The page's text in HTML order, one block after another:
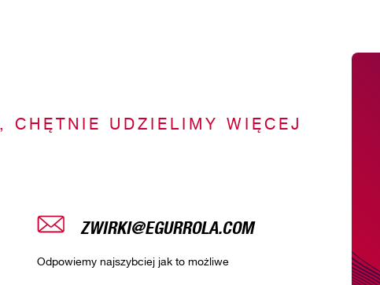
UDZIELIMY WIĘCEJ
ZWIRKI@EGURROLA.COM
Odpowiemy najszybciej jak to możliwe